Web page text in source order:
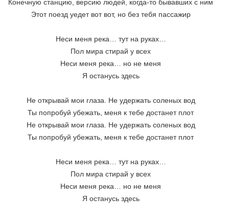
Конечную станцию, версию людей, когда-то бывавших с ним
Этот поезд уедет вот вот, но без тебя пассажир
Неси меня река… тут на руках…
Пол мира стирай у всех
Неси меня река… но не меня
Я останусь здесь
Не открывай мои глаза. Не удержать соленых вод
Ты попробуй убежать, меня к тебе достанет плот
Не открывай мои глаза. Не удержать соленых вод
Ты попробуй убежать, меня к тебе достанет плот
Неси меня река… тут на руках…
Пол мира стирай у всех
Неси меня река… но не меня
Я останусь здесь